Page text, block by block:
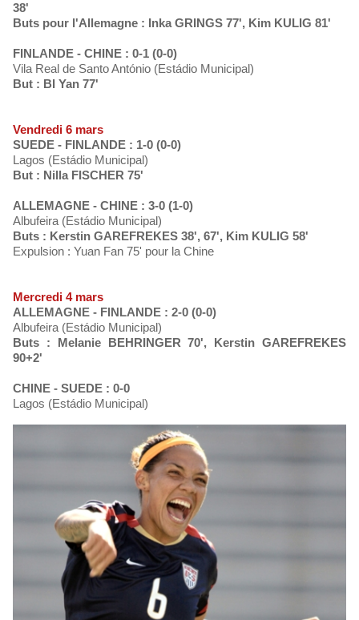
38'
Buts pour l'Allemagne : Inka GRINGS 77', Kim KULIG 81'
FINLANDE - CHINE : 0-1 (0-0)
Vila Real de Santo António (Estádio Municipal)
But : BI Yan 77'
Vendredi 6 mars
SUEDE - FINLANDE : 1-0 (0-0)
Lagos (Estádio Municipal)
But : Nilla FISCHER 75'
ALLEMAGNE - CHINE : 3-0 (1-0)
Albufeira (Estádio Municipal)
Buts : Kerstin GAREFREKES 38', 67', Kim KULIG 58'
Expulsion : Yuan Fan 75' pour la Chine
Mercredi 4 mars
ALLEMAGNE - FINLANDE : 2-0 (0-0)
Albufeira (Estádio Municipal)
Buts : Melanie BEHRINGER 70', Kerstin GAREFREKES
90+2'
CHINE - SUEDE : 0-0
Lagos (Estádio Municipal)